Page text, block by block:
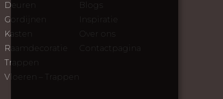
Deuren
Gordijnen
Kasten
Raamdecoratie
Trappen
Vloeren – Trappen
Blogs
Inspiratie
Over ons
Contactpagina